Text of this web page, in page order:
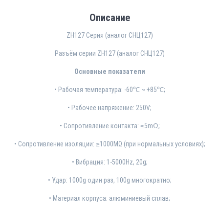
Описание
ZH127 Серия (аналог СНЦ127)
Разъём серии ZH127 (аналог СНЦ127)
Основные показатели
• Рабочая температура: -60℃ ~ +85℃;
• Рабочее напряжение: 250V;
• Сопротивление контакта: ≤5mΩ;
• Сопротивление изоляции: ≥1000MΩ (при нормальных условиях);
• Вибрация: 1-5000Hz, 20g;
• Удар: 1000g один раз, 100g многократно;
• Материал корпуса: алюминиевый сплав;